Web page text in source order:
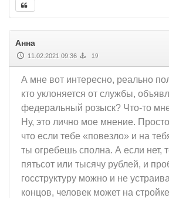
Анна
11.02.2021 09:36 19
А мне вот интересно, реально
кто уклоняется от службы,
федеральный розыск? Что-то
Ну, это лично мое мнение. Просто
что если тебе «повезло» и на
ты огребешь сполна. А если нет,
пятьсот или тысячу рублей, и
госструктуру можно и не
концов, человек может на